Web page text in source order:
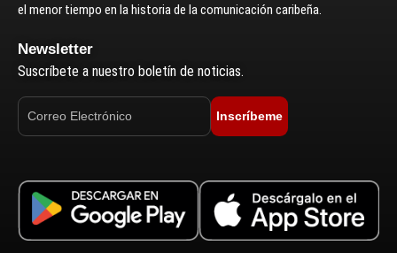
el menor tiempo en la historia de la comunicación caribeña.
Newsletter
Suscríbete a nuestro boletín de noticias.
Inscríbeme